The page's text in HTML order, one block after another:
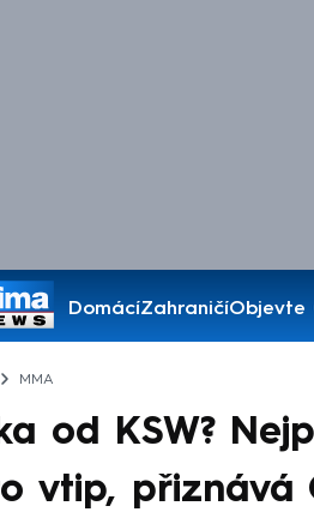
DomácíZahraničíObjevte
Pořady
MMA
od KSW?
vtip, přiznává